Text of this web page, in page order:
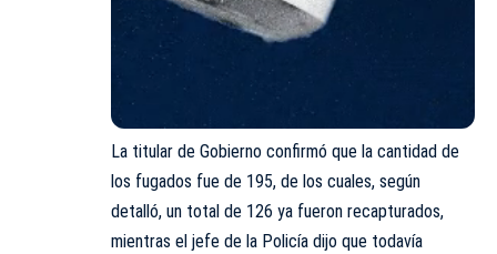
La titular de Gobierno confirmó que la cantidad de
los fugados fue de 195, de los cuales, según
detalló, un total de 126 ya fueron recapturados,
mientras el jefe de la Policía dijo que todavía